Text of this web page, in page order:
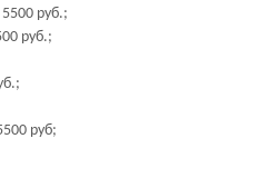
руб.;
руб.;
руб;